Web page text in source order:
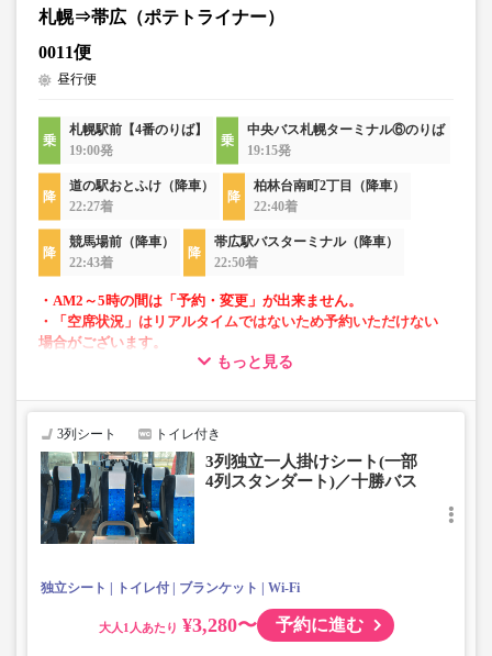
札幌⇒帯広（ポテトライナー）
0011便
昼行便
札幌駅前【4番のりば】
19:00発
中央バス札幌ターミナル⑥のりば
19:15発
道の駅おとふけ（降車）
22:27着
柏林台南町2丁目（降車）
22:40着
競馬場前（降車）
22:43着
帯広駅バスターミナル（降車）
22:50着
・AM2～5時の間は「予約・変更」が出来ません。
・「空席状況」はリアルタイムではないため予約いただけない
場合がございます。
・1部車両は後方座席は4列シートとなっております。座席指定
・車内トイレ完備で長旅でも安心。
・車内は常時換気し、清掃・除菌を徹底。
もっと見る
3列シート トイレ付き
3列独立一人掛けシート(一部
4列スタンダート)／十勝バス
独立シート トイレ付 ブランケット Wi-Fi
大人 ¥3,280〜 予約に進む